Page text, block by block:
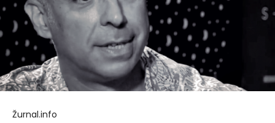
Žurnal.info